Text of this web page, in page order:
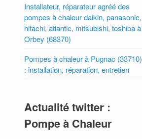
Installateur, réparateur agréé des
pompes à chaleur daikin, panasonic,
hitachi, atlantic, mitsubishi, toshiba à
Orbey (68370)
Pompes à chaleur à Pugnac (33710)
: installation, réparation, entretien
Actualité twitter :
Pompe à Chaleur